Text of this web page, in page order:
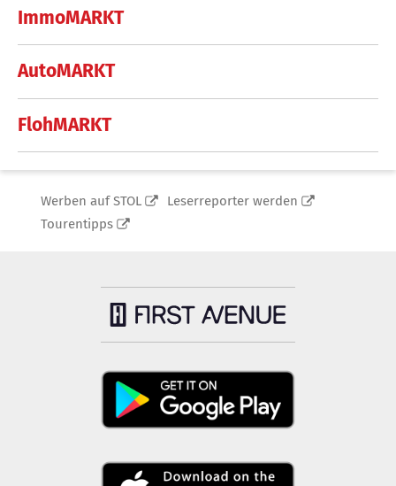
ImmoMARKT
AutoMARKT
FlohMARKT
Werben auf STOL
Leserreporter werden
Tourentipps